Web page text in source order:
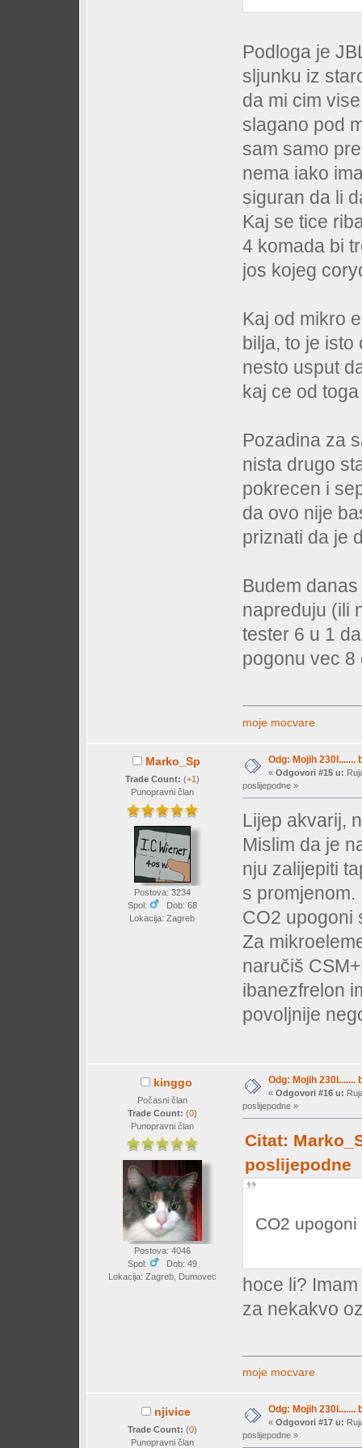
Podloga je
sljunku iz
da mi cim
slagano pod
sam samo
nema iako
siguran da li
Kaj se tice
4 komada bi
jos kojeg
Kaj od mikro
bilja, to je
nesto usput
kaj ce od
Pozadina za
nista drugo
pokrecen i
da ovo nije
priznati da je
Budem
napreduju (ili
tester 6 u 1
pogonu vec 8
moje mocvare
Marko_Sp
Trade Count: (+1)
Punopravni član
Postova: 3234
Spol:
Dob: 68
Lokacija: Zagreb
Odg: Mojih 230l.......
« Odgovori #15 u:
poslijepodne »
Lijep akvarij,
Mislim da je
nju zalijepiti
s promjenom.
CO2 upogoni
Za
naručiš
ibanezfrelon
povoljnije
kinggo
Počasni član
Trade Count: (0)
Punopravni član
Postova: 4046
Spol:
Dob: 49
Lokacija: Zagreb, Dumovec
Odg: Mojih 230l.......
« Odgovori #16 u:
poslijepodne »
Citat:
poslijepodne
CO2
hoce li?
za nekakvo
moje mocvare
njivice
Trade Count: (0)
Punopravni član
Odg: Mojih 230l.......
« Odgovori #17 u:
poslijepodne »